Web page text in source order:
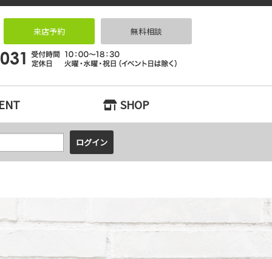
ベーションなら｜リノベっ家（リノベッチ）KOBE
来店予約 無料相談
SHOP